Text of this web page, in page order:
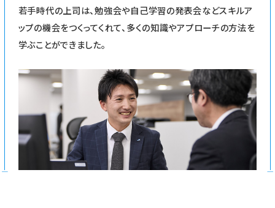
若手時代の上司は、勉強会や自己学習の発表会などスキルア
ップの機会をつくってくれて、多くの知識やアプローチの方法を
学ぶことができました。